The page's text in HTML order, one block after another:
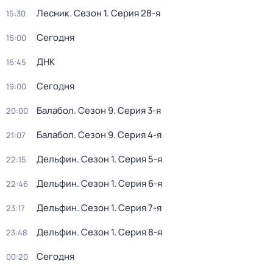
15:30 Лесник. Сезон 1. Серия 28-я
16:00 Сегодня
16:45 ДНК
19:00 Сегодня
20:00 Балабол. Сезон 9. Серия 3-я
21:07 Балабол. Сезон 9. Серия 4-я
22:15 Дельфин. Сезон 1. Серия 5-я
22:46 Дельфин. Сезон 1. Серия 6-я
23:17 Дельфин. Сезон 1. Серия 7-я
23:48 Дельфин. Сезон 1. Серия 8-я
00:20 Сегодня